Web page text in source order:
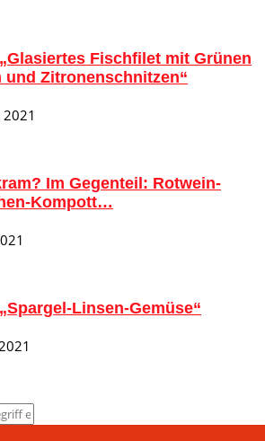
Fischfilet mit Grünen
und Zitronenschnitzen“
Im Gegenteil: Rotwein-
Kompott…
Linsen-Gemüse“